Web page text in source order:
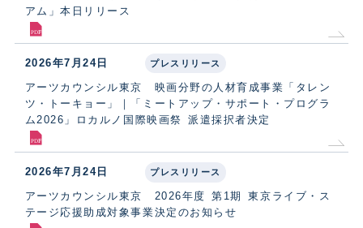
アム」本日リリース
2026年7月24日 プレスリリース
アーツカウンシル東京 映画分野の⼈材育成事業「タレン
ツ・トーキョー」｜「ミートアップ・サポート・プログラ
ム2026」ロカルノ国際映画祭 派遣採択者決定
2026年7月24日 プレスリリース
アーツカウンシル東京 2026年度 第1期 東京ライブ・ス
テージ応援助成対象事業決定のお知らせ